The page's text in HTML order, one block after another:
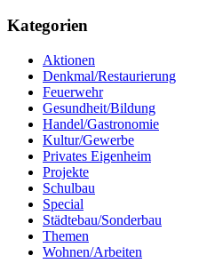
Kategorien
Aktionen
Denkmal/Restaurierung
Feuerwehr
Gesundheit/Bildung
Handel/Gastronomie
Kultur/Gewerbe
Privates Eigenheim
Projekte
Schulbau
Special
Städtebau/Sonderbau
Themen
Wohnen/Arbeiten